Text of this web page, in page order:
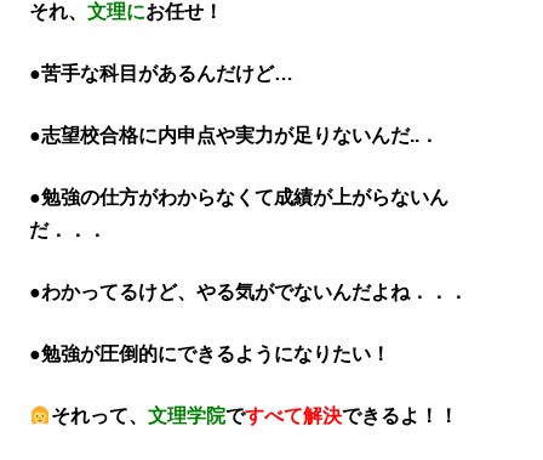
それ、 文理にお任せ！
●苦手な科目があるんだけど…
●志望校合格に内申点や実力が足りないんだ..．
●勉強の仕方がわからなくて成績が上がらないん
だ．．．
●わかってるけど、やる気がでないんだよね．．．
●勉強が圧倒的にできるようになりたい！
それって、文理学院ですべて解決できるよ！！